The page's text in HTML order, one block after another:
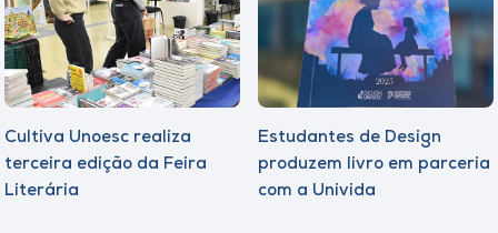
Cultiva Unoesc realiza
terceira edição da Feira
Literária
Estudantes de Design
produzem livro em parceria
com a Univida